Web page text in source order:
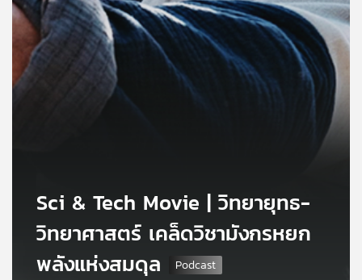
กิจกรรม
เกี่ยว
​Sci & Tech Movie | วิทยายุทธ-
วิทยาศาสตร์ เคล็ดวิชามังกรหยก
พลังแห่งสมดุล